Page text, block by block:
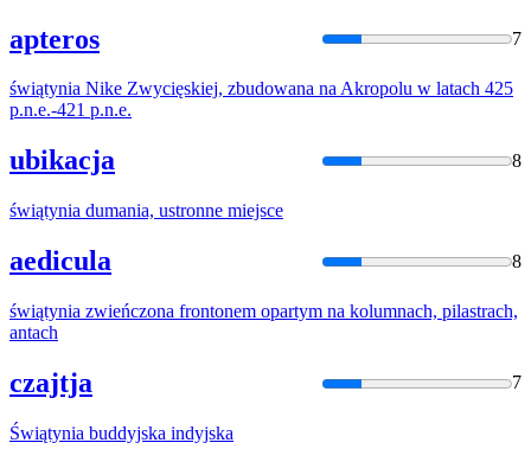
apteros 7
świątynia Nike Zwycięskiej, zbudowana na Akropolu w latach 425
p.n.e.-421 p.n.e.
ubikacja 8
świątynia dumania, ustronne miejsce
aedicula 8
świątynia zwieńczona frontonem opartym na kolumnach, pilastrach,
antach
czajtja 7
Świątynia buddyjska indyjska